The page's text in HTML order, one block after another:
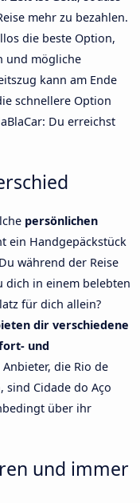
mehr zu bezahlen.
die beste Option,
und mögliche
kann am Ende
schnellere Option
Du erreichst
persönlichen
ein Handgepäckstück
während der Reise
dich in einem belebten
für dich allein?
dir verschiedene
und
die Rio de
sind Cidade do Aço
über ihr
und immer